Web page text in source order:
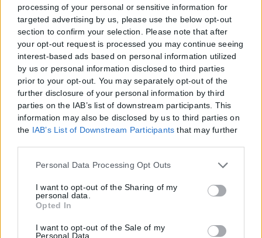
processing of your personal or sensitive information for
targeted advertising by us, please use the below opt-out
section to confirm your selection. Please note that after
your opt-out request is processed you may continue seeing
interest-based ads based on personal information utilized
by us or personal information disclosed to third parties
prior to your opt-out. You may separately opt-out of the
further disclosure of your personal information by third
parties on the IAB’s list of downstream participants. This
information may also be disclosed by us to third parties on
the IAB’s List of Downstream Participants that may further
Please note that this website/app uses one or more Google
but not limited to your visit or usage behaviour. You may
click to grant or deny consent to Google and its third-party
tags to use your data for below specified purposes in below
Google consent section.
Personal Data Processing Opt Outs
I want to opt-out of the Sharing of my
personal data.
Opted In
I want to opt-out of the Sale of my
Personal Data.